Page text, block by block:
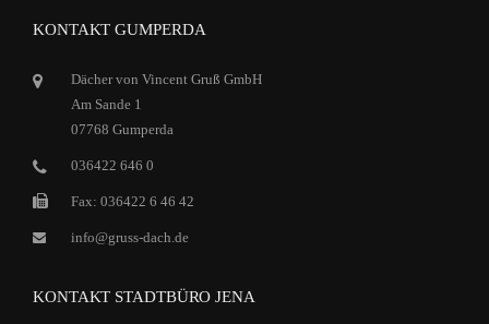
KONTAKT GUMPERDA
Dächer von Vincent Gruß GmbH
Am Sande 1
07768 Gumperda
036422 646 0
Fax: 036422 6 46 42
info@gruss-dach.de
KONTAKT STADTBÜRO JENA